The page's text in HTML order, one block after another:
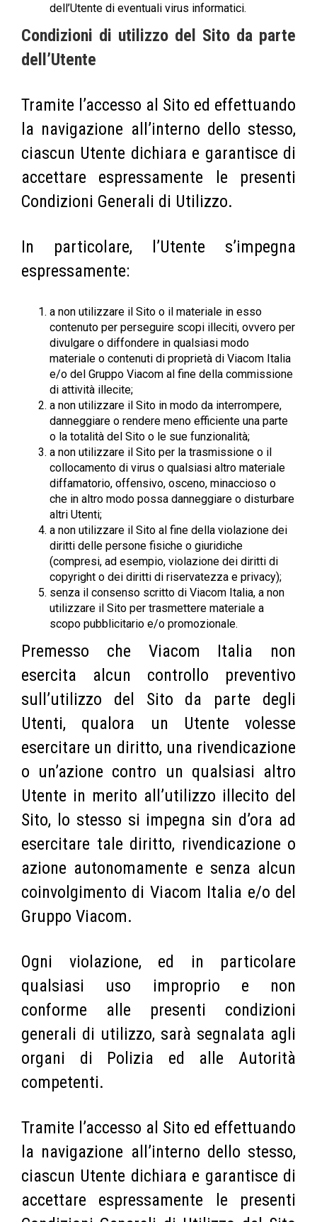
dell’Utente di eventuali virus informatici.
Condizioni di utilizzo del Sito da parte
dell’Utente
Tramite l’accesso al Sito ed effettuando
la navigazione all’interno dello stesso,
ciascun Utente dichiara e garantisce di
accettare espressamente le presenti
Condizioni Generali di Utilizzo.
In particolare, l’Utente s’impegna
espressamente:
a non utilizzare il Sito o il materiale in esso
contenuto per perseguire scopi illeciti, ovvero per
divulgare o diffondere in qualsiasi modo
materiale o contenuti di proprietà di Viacom Italia
e/o del Gruppo Viacom al fine della commissione
di attività illecite;
a non utilizzare il Sito in modo da interrompere,
danneggiare o rendere meno efficiente una parte
o la totalità del Sito o le sue funzionalità;
a non utilizzare il Sito per la trasmissione o il
collocamento di virus o qualsiasi altro materiale
diffamatorio, offensivo, osceno, minaccioso o
che in altro modo possa danneggiare o disturbare
altri Utenti;
a non utilizzare il Sito al fine della violazione dei
diritti delle persone fisiche o giuridiche
(compresi, ad esempio, violazione dei diritti di
copyright o dei diritti di riservatezza e privacy);
senza il consenso scritto di Viacom Italia, a non
utilizzare il Sito per trasmettere materiale a
scopo pubblicitario e/o promozionale.
Premesso che Viacom Italia non
esercita alcun controllo preventivo
sull’utilizzo del Sito da parte degli
Utenti, qualora un Utente volesse
esercitare un diritto, una rivendicazione
o un’azione contro un qualsiasi altro
Utente in merito all’utilizzo illecito del
Sito, lo stesso si impegna sin d’ora ad
esercitare tale diritto, rivendicazione o
azione autonomamente e senza alcun
coinvolgimento di Viacom Italia e/o del
Gruppo Viacom.
Ogni violazione, ed in particolare
qualsiasi uso improprio e non
conforme alle presenti condizioni
generali di utilizzo, sarà segnalata agli
organi di Polizia ed alle Autorità
competenti.
Tramite l’accesso al Sito ed effettuando
la navigazione all’interno dello stesso,
ciascun Utente dichiara e garantisce di
accettare espressamente le presenti